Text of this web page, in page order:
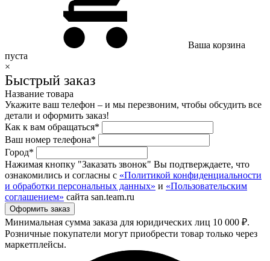
Ваша корзина
пуста
×
Быстрый заказ
Название товара
Укажите ваш телефон – и мы перезвоним, чтобы обсудить все
детали и оформить заказ!
Как к вам обращаться*
Ваш номер телефона*
Город*
Нажимая кнопку "Заказать звонок" Вы подтверждаете, что
ознакомились и согласны с «Политикой конфиденциальности
и обработки персональных данных» и «Пользовательским
соглашением» сайта san.team.ru
Минимальная сумма заказа для юридических лиц 10 000 ₽.
Розничные покупатели могут приобрести товар только через
маркетплейсы.